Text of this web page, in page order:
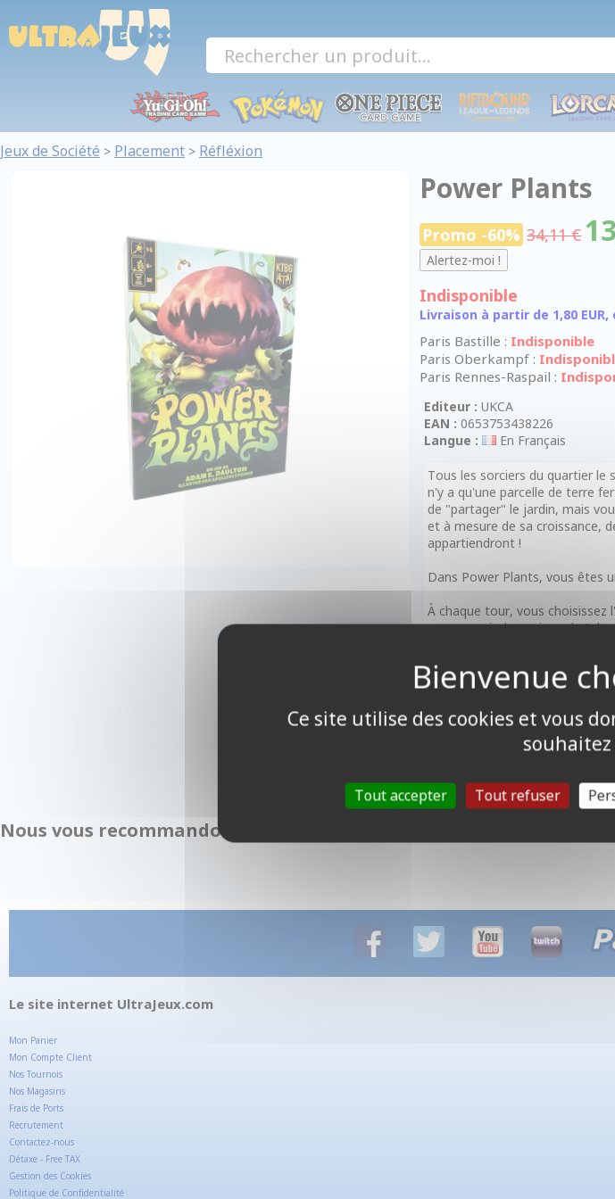
Jeux de Société > Placement > Réfléxion
Power Plants
Promo -60% 34,11 €
Indisponible
Livraison à partir de 1,80
Paris Bastille : Indisponible
Paris Oberkampf :
Paris Rennes-Raspail :
Editeur : UKCA
EAN : 0653753438226
Langue :
En Français
Tous les sorciers du quartier
n'y a qu'une parcelle de terre
de "partager" le jardin, mais
et à mesure de sa croissance,
appartiendront !
Dans Power Plants, vous êtes
À chaque tour, vous
son pouvoir dynamique de
toujours très cool) de
contrôler de plus en plus la
Manipulez la croissance du
repousser vos concurrents et
A partir de 8 ans
Durée moyenne : 30mins à 1h
Nous vous recommandons également :
Le site internet UltraJeux.com
Mon Panier
Mon Compte Client
Nos Tournois
Nos Magasins
Frais de Ports
Recrutement
Contactez-nous
Détaxe - Free TAX
Gestion des Cookies
Politique de Confidentialité
Panneau de gestion des cookies
Ce site utilise des cookies et vous
Tout accepter Tout refuser